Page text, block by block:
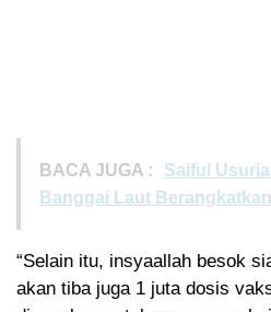
BACA JUGA :
Saiful
Banggai Laut
“Selain itu, insyaallah besok
akan tiba juga 1 juta dosis